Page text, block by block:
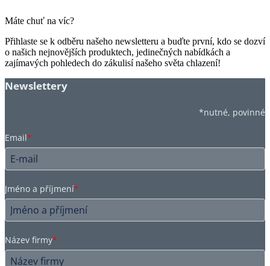
Máte chuť na víc?
Přihlaste se k odběru našeho newsletteru a buďte první, kdo se dozví
o našich nejnovějších produktech, jedinečných nabídkách a
zajímavých pohledech do zákulisí našeho světa chlazení!
Newslettery
*nutné, povinné
Email*
Jméno a příjmení*
Název firmy*